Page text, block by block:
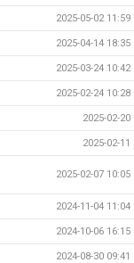
2025-05-02 11:59
2025-04-14 18:35
2025-03-24 10:42
2025-02-24 10:28
2025-02-20
2025-02-11
2025-02-07 10:05
2024-11-04 11:04
2024-10-06 16:15
2024-08-30 09:41